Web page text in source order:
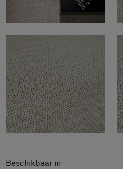
Beschikbaar in